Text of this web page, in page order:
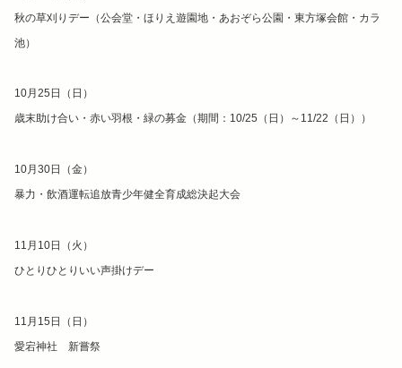
秋の草刈りデー（公会堂・ほりえ遊園地・あおぞら公園・東方塚会館・カラ
池）
10月25日（日）
歳末助け合い・赤い羽根・緑の募金（期間：10/25（日）～11/22（日））
10月30日（金）
暴力・飲酒運転追放青少年健全育成総決起大会
11月10日（火）
ひとりひとりいい声掛けデー
11月15日（日）
愛宕神社 新嘗祭